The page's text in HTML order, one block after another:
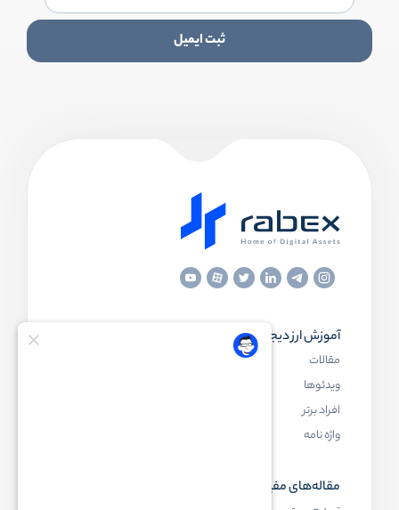
ثبت ایمیل
آموزش ارز دیجیتال
مقالات
ویدئوها
افراد برتر
واژه نامه
مقاله‌های مفید